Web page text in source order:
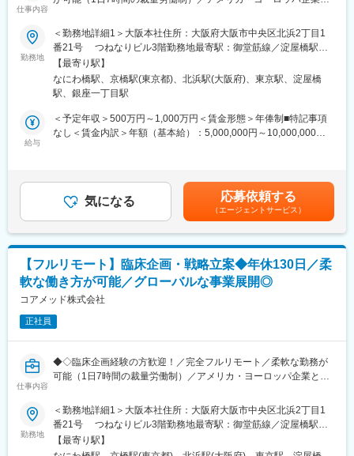
員として登録しています。業界関連のセミナーにも参加すること
プデートできる環境です。
■働き方：
◎完全在宅勤務のため、拠点（東京・大阪）の近くにお住まいで
なくてもご就業いただけます。
場合、お子様の通院やご都合に合わせて業務時間を調整できま
す。
・会議や打ち合わせで必要な時は大阪・東京等へ出張（宿泊も伴
います）が発生します。
※国内出張の頻度は1~3回/年です。（海外出張の可能性も一部ござ
います）
■ワークライフバランス：
同社は、個人が最大限に能力を発揮できるよう働きやすい環境作
りに注力しております。男女問わず在宅勤務が可能です。また、
女性社員も多く、産休・育休取得実績も豊富で9割以上の復職率を
変更の範囲：会社の定める業務
仕事内容
◆◇
■仕事内容：
承認申請・取得に向けた非（前）臨床開発戦略の構築・評価・分
析・助言を中心としたコンサルティング業務をお任せします。
開発初期段階から関与し、医薬品開発の方向性を左右する戦略立
案に携わる上流ポジションです。
・評価分析および各フェーズにおけるガイダンス相談用報告書の
作成
・治験相談および申請前相談に向けた戦略構築・資料作成・助言
■業務の特徴：
・プロジェクトは個人単独ではなく、社内メンバーと協働しなが
ら分担して推進しています。
・非臨床領域における戦略設計から規制対応まで関わり、開発全
体を俯瞰する視点を身につけることが可能です。
■教育体制：
通常医薬品メーカー出身が会員である関西医薬協会に、当社は会
員として登録しています。業界関連のセミナーにも参加すること
ができ、メーカーと同じレベルの業界知識とマーケット感をアッ
■働き方：
◎完全在宅勤務のため、拠点（東京・大阪）の近くにお住まいで
勤務地
＜勤務地詳細1＞大阪本社住所：大阪府大阪市中央区北浜2丁目1
番21号 つねなりビル3階勤務地最寄駅：御堂筋線／淀屋橋駅受
動喫煙対策：屋内全面禁煙＜勤務地詳細2＞東京支社住所：東京都
千代田区丸の内1-11-1 パシフィックセンチュリープレイス丸の内
13階 受動喫煙対策：屋内全面禁煙変更の範囲：無
【最寄り駅】
なにわ橋駅、京橋駅(東京都)、北浜駅(大阪府)、東京駅、淀屋橋
駅、銀座一丁目駅
給与
＜予定年収＞500万円～1,000万円＜賃金形態＞年俸制■特記事項
なし＜賃金内訳＞年額（基本給）：5,000,000円～10,000,000円
安の金額であり、選考を通じて上下する可能性があります。月給
(月額)は固定手当を含めた表記です。
気になる 応募依頼する
（エージェントサービス）
【フルリモート】臨床企画・戦略立案◆年休130日／柔
軟な働き方が可能／グローバルな事業展開◎
コアメッド株式会社
正社員
仕事内容
◆◇臨床企画経験の方歓迎！／完全フルリモート／柔軟な勤務が
可能（1日7時間の裁量労働制）／アメリカ・ヨーロッパ企業と事
◆◇
■仕事内容：
新薬開発における開発戦略および開発企画の立案・評価・助言を
勤務地
＜勤務地詳細1＞大阪本社住所：大阪府大阪市中央区北浜2丁目1
番21号 つねなりビル3階勤務地最寄駅：御堂筋線／淀屋橋駅受
動喫煙対策：屋内全面禁煙＜勤務地詳細2＞東京支社住所：東京都
千代田区丸の内1-11-1 パシフィックセンチュリープレイス丸の内
【最寄り駅】